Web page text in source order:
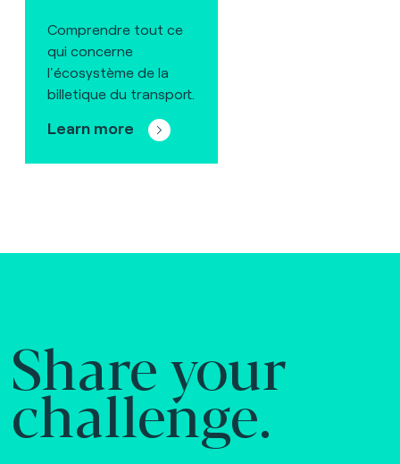
Comprendre tout ce
qui concerne
l'écosystème de la
billetique du transport.
Learn more
Share your
challenge.